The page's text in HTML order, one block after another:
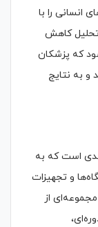
انسانی را با
تحلیل کاهش
که پزشکان
و به نتایج
است که به
و تجهیزات
از